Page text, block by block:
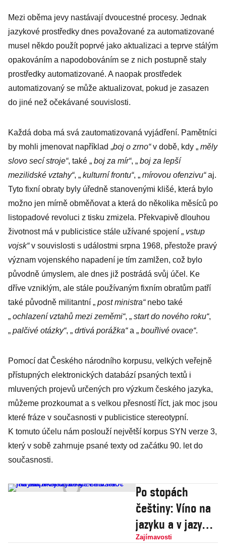
je český sníh?
Mezi oběma jevy nastávají dvoucestné procesy. Jednak
jazykové prostředky dnes považované za automatizované
musel někdo použít poprvé jako aktualizaci a teprve stálým
opakováním a napodobováním se z nich postupně staly
prostředky automatizované. A naopak prostředek
automatizovaný se může aktualizovat, pokud je zasazen
do jiné než očekávané souvislosti.
Každá doba má svá zautomatizovaná vyjádření. Pamětníci
by mohli jmenovat například „boj o zrno“v době, kdy „ měly
slovo secí stroje“, také „ boj za mír“, „ boj za lepší
mezilidské vztahy“, „ kulturní frontu“, „ mírovou ofenzivu“aj.
Tyto fixní obraty byly úředně stanovenými klišé, která bylo
možno jen mírně obměňovat a která do několika měsíců po
listopadové revoluci z tisku zmizela. Překvapivě dlouhou
životnost má v publicistice stále užívané spojení „ vstup
vojsk“v souvislosti s událostmi srpna 1968, přestože pravý
význam vojenského napadení je tím zamlžen, což bylo
původně úmyslem, ale dnes již postrádá svůj účel. Ke
dříve vzniklým, ale stále používaným fixním obratům patří
také původně militantní „ post ministra“ nebo také
„ ochlazení vztahů mezi zeměmi“, „ start do nového roku“,
„ palčivé otázky“, „ drtivá porážka“a „ bouřlivé ovace“.
Pomocí dat Českého národního korpusu, velkých veřejně
přístupných elektronických databází psaných textů i
mluvených projevů určených pro výzkum českého jazyka,
můžeme prozkoumat a s velkou přesností říct, jak moc jsou
které fráze v současnosti v publicistice stereotypní.
K tomuto účelu nám poslouží největší korpus SYN verze 3,
který v sobě zahrnuje psané texty od začátku 90. let do
současnosti.
Po stopách
češtiny: Víno na
jazyku a v jazyce
Čechů. Proč mu
Zajímavosti